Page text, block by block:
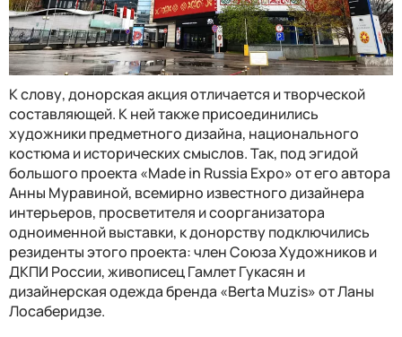
К слову, донорская акция отличается и творческой
составляющей. К ней также присоединились
художники предметного дизайна, национального
костюма и исторических смыслов. Так, под эгидой
большого проекта «Made in Russia Expo» от его автора
Анны Муравиной, всемирно известного дизайнера
интерьеров, просветителя и соорганизатора
одноименной выставки, к донорству подключились
резиденты этого проекта: член Союза Художников и
ДКПИ России, живописец Гамлет Гукасян и
дизайнерская одежда бренда «Berta Muzis» от Ланы
Лосаберидзе.